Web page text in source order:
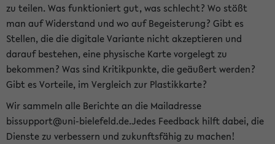
zu teilen. Was funktioniert gut, was schlecht? Wo stößt
man auf Widerstand und wo auf Begeisterung? Gibt es
Stellen, die die digitale Variante nicht akzeptieren und
darauf bestehen, eine physische Karte vorgelegt zu
bekommen? Was sind Kritikpunkte, die geäußert werden?
Gibt es Vorteile, im Vergleich zur Plastikkarte?
Wir sammeln alle Berichte an die Mailadresse
bissupport@uni-bielefeld.de.Jedes Feedback hilft dabei, die
Dienste zu verbessern und zukunftsfähig zu machen!